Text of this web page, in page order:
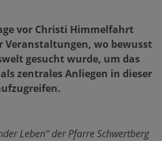
vor Christi Himmelfahrt
Veranstaltungen, wo bewusst
gesucht wurde, um das
zentrales Anliegen in dieser
Leben“ der Pfarre Schwertberg